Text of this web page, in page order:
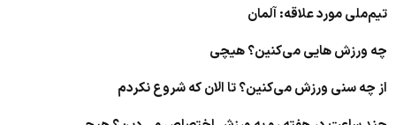
تیم‌ملی مورد علاقه: آلمان
چه ورزش هایی می‌کنین؟ هیچی
از چه سنی ورزش می‌کنین؟ تا الان که شروع نکردم